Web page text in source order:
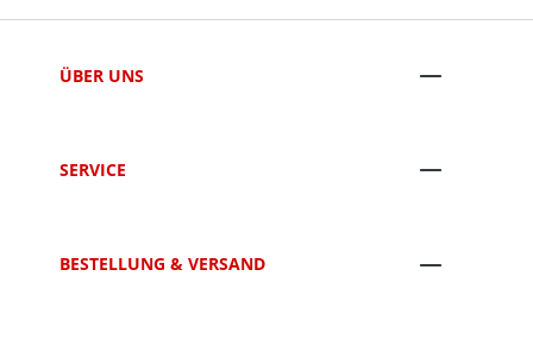
ÜBER UNS
SERVICE
BESTELLUNG & VERSAND